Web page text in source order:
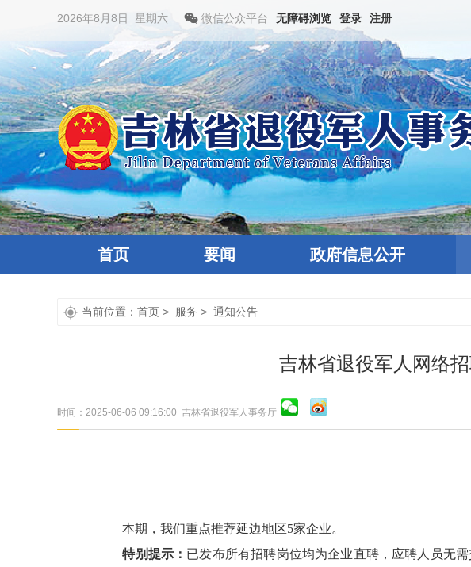
2026年8月8日 星期六 微信公众平台 无障碍浏览 登录 注册
首页 要闻 政府信息公开
当前位置： 首页 > 服务 > 通知公告
吉林省退役军人网络
时间：2025-06-06 09:16:00 吉林省退役军人事务厅
本期，我们重点推荐延边地区5家企业。
特别提示： 已发布所有招聘岗位均为企业直聘，应聘人员无